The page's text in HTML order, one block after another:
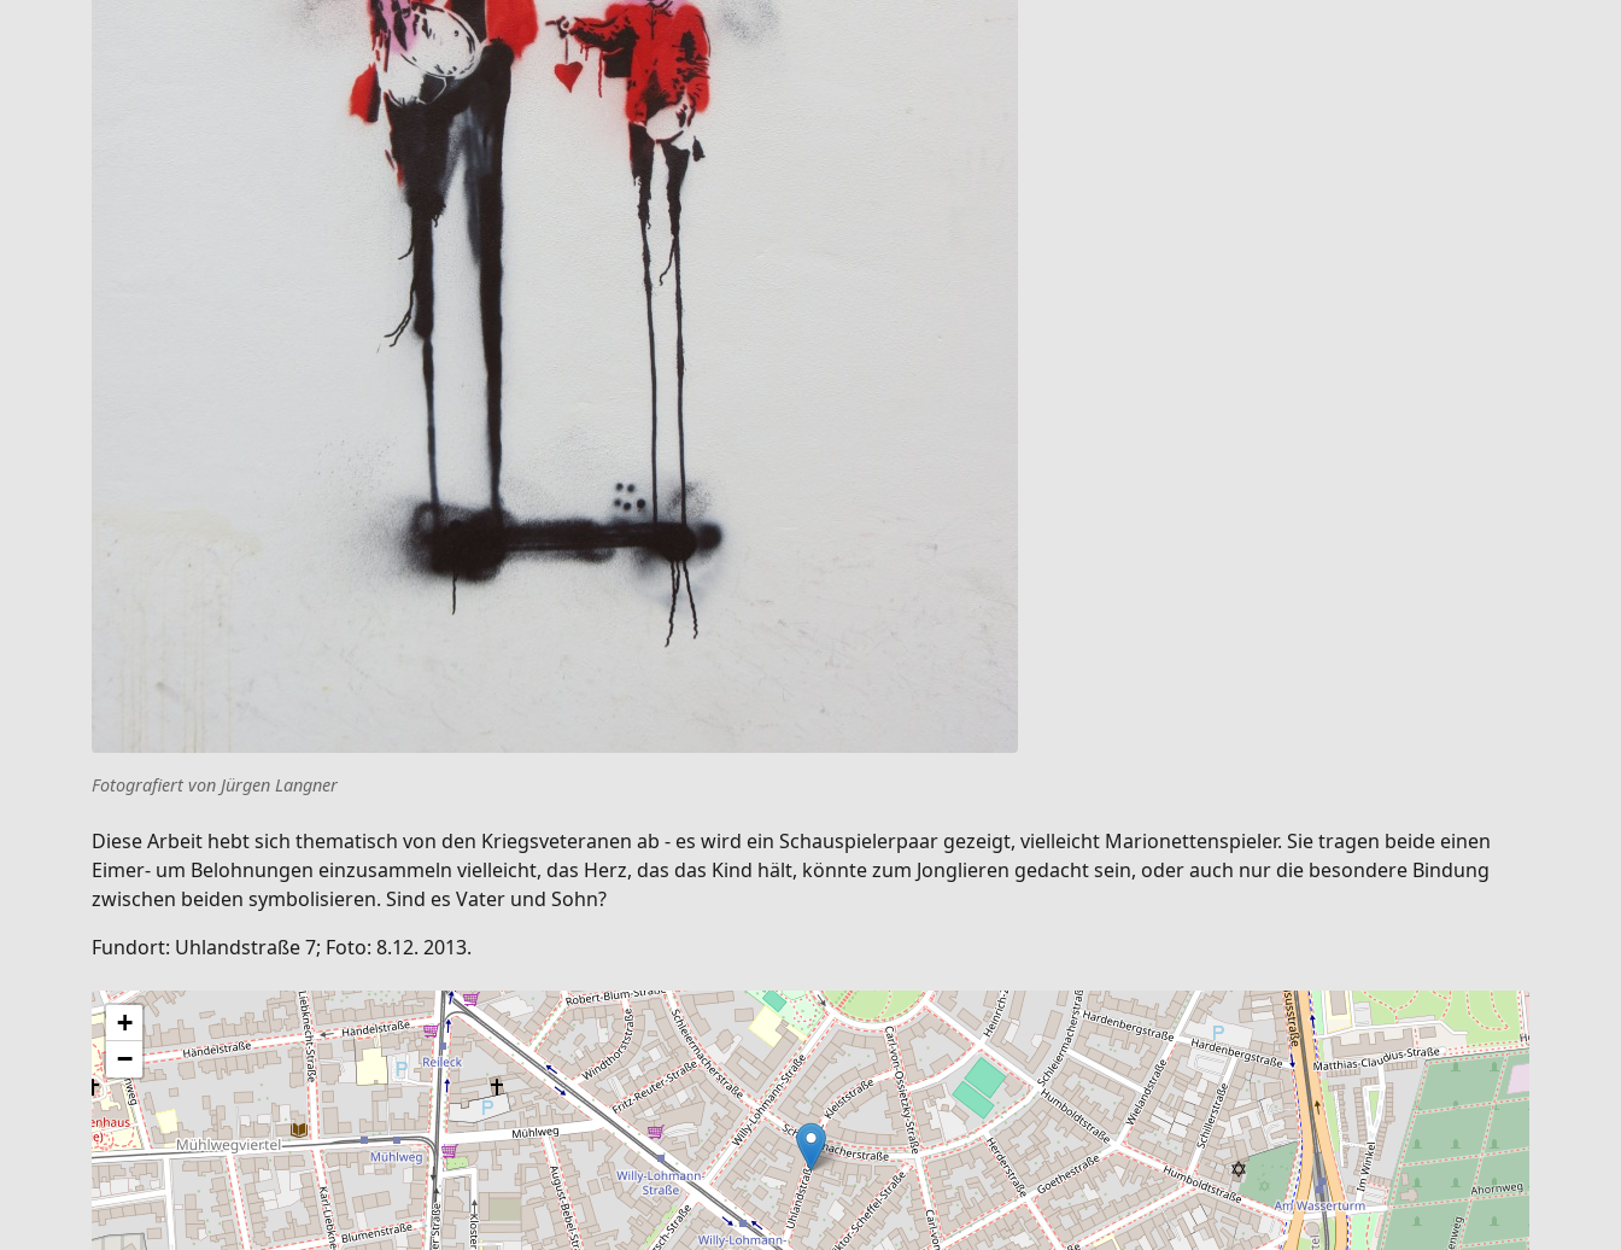
Fotografiert von Jürgen Langner
Diese Arbeit hebt sich thematisch von den Kriegsveteranen ab - es wird ein Schauspielerpaar gezeigt, vielleicht Marionettenspieler. Sie tragen beide einen
Eimer- um Belohnungen einzusammeln vielleicht, das Herz, das das Kind hält, könnte zum Jonglieren gedacht sein, oder auch nur die besondere Bindung
zwischen beiden symbolisieren. Sind es Vater und Sohn?
Fundort: Uhlandstraße 7; Foto: 8.12. 2013.
+
−